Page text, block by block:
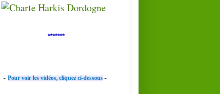
*******
- Pour voir les vidéos, cliquez ci-dessous -